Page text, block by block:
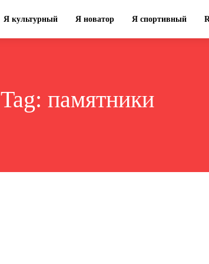
Я культурный Я новатор Я спортивный
Tag: памятники